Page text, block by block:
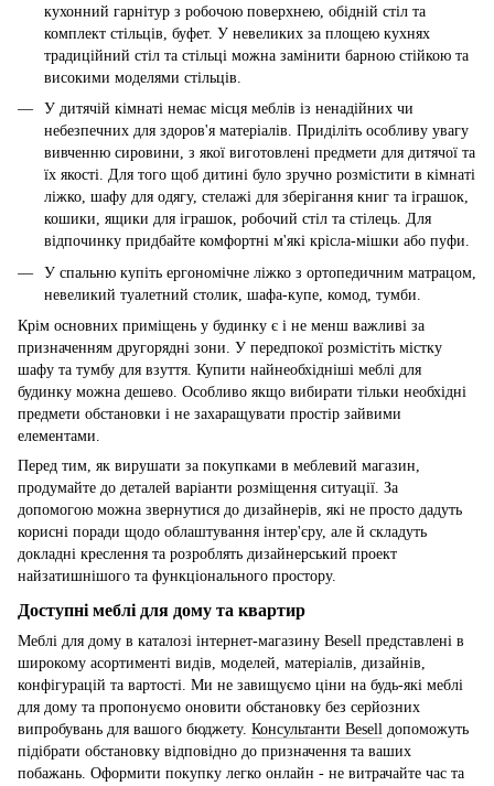
кухонний гарнітур з робочою поверхнею, обідній стіл та
комплект стільців, буфет. У невеликих за площею кухнях
традиційний стіл та стільці можна замінити барною стійкою та
високими моделями стільців.
У дитячій кімнаті немає місця меблів із ненадійних чи
небезпечних для здоров'я матеріалів. Приділіть особливу увагу
вивченню сировини, з якої виготовлені предмети для дитячої та
їх якості. Для того щоб дитині було зручно розмістити в кімнаті
ліжко, шафу для одягу, стелажі для зберігання книг та іграшок,
кошики, ящики для іграшок, робочий стіл та стілець. Для
відпочинку придбайте комфортні м'які крісла-мішки або пуфи.
У спальню купіть ергономічне ліжко з ортопедичним матрацом,
невеликий туалетний столик, шафа-купе, комод, тумби.
Крім основних приміщень у будинку є і не менш важливі за
призначенням другорядні зони. У передпокої розмістіть містку
шафу та тумбу для взуття. Купити найнеобхідніші меблі для
будинку можна дешево. Особливо якщо вибирати тільки необхідні
предмети обстановки і не захаращувати простір зайвими
елементами.
Перед тим, як вирушати за покупками в меблевий магазин,
продумайте до деталей варіанти розміщення ситуації. За
допомогою можна звернутися до дизайнерів, які не просто дадуть
корисні поради щодо облаштування інтер'єру, але й складуть
докладні креслення та розроблять дизайнерський проект
найзатишнішого та функціонального простору.
Доступні меблі для дому та квартир
Меблі для дому в каталозі інтернет-магазину Besell представлені в
широкому асортименті видів, моделей, матеріалів, дизайнів,
конфігурацій та вартості. Ми не завищуємо ціни на будь-які меблі
для дому та пропонуємо оновити обстановку без серйозних
випробувань для вашого бюджету. Консультанти Besell допоможуть
підібрати обстановку відповідно до призначення та ваших
побажань. Оформити покупку легко онлайн - не витрачайте час та